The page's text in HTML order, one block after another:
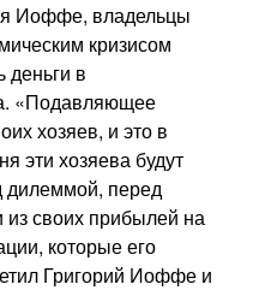
Иоффе, владельцы
кризисом
деньги в
«Подавляющее
хозяев, и это в
эти хозяева будут
дилеммой, перед
из своих прибылей на
которые его
Григорий Иоффе и